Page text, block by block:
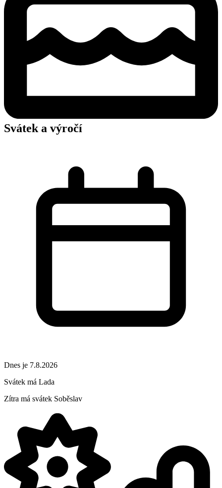
Svátek a výročí
Dnes je 7.8.2026
Svátek má Lada
Zítra má svátek Soběslav